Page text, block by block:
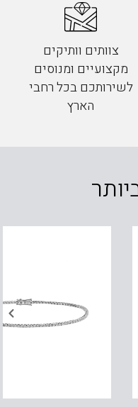
צוותים וותיקים
מקצועיים ומנוסים
לשירותכם בכל רחבי
הארץ